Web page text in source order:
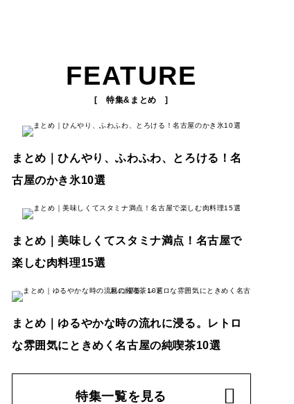
FEATURE
[ 特集&まとめ ]
まとめ｜ひんやり、ふわふわ、とろける！名
古屋のかき氷10選
まとめ｜美味しくてスタミナ満点！名古屋で
楽しむ肉料理15選
まとめ｜ゆるやかな時の流れに浸る。レトロ
な雰囲気にときめく名古屋の純喫茶10選
特集一覧を見る